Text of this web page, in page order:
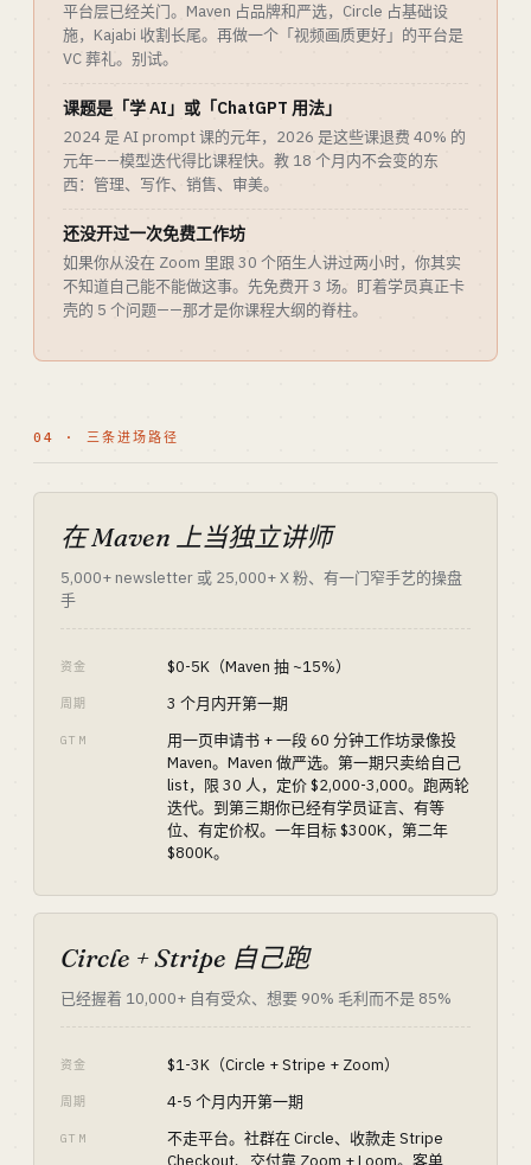
平台层已经关门。Maven 占品牌和严选，Circle 占基础设
施，Kajabi 收割长尾。再做一个「视频画质更好」的平台是
VC 葬礼。别试。
课题是「学 AI」或「ChatGPT 用法」
2024 是 AI prompt 课的元年，2026 是这些课退费 40% 的
元年——模型迭代得比课程快。教 18 个月内不会变的东
西：管理、写作、销售、审美。
还没开过一次免费工作坊
如果你从没在 Zoom 里跟 30 个陌生人讲过两小时，你其实
不知道自己能不能做这事。先免费开 3 场。盯着学员真正卡
壳的 5 个问题——那才是你课程大纲的脊柱。
04 · 三条进场路径
在 Maven 上当独立讲师
5,000+ newsletter 或 25,000+ X 粉、有一门窄手艺的操盘
手
资金 $0-5K（Maven 抽 ~15%）
周期 3 个月内开第一期
GTM
用一页申请书 + 一段 60 分钟工作坊录像投
Maven。Maven 做严选。第一期只卖给自己
list，限 30 人，定价 $2,000-3,000。跑两轮
迭代。到第三期你已经有学员证言、有等
位、有定价权。一年目标 $300K，第二年
$800K。
Circle + Stripe 自己跑
已经握着 10,000+ 自有受众、想要 90% 毛利而不是 85%
资金 $1-3K（Circle + Stripe + Zoom）
周期 4-5 个月内开第一期
GTM
不走平台。社群在 Circle、收款走 Stripe
Checkout、交付靠 Zoom + Loom。客单